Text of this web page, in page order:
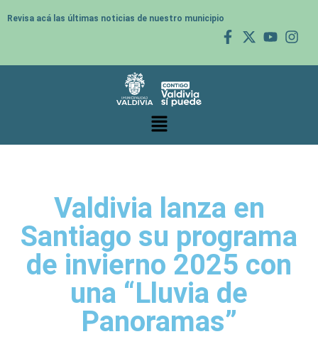
Revisa acá las últimas noticias de nuestro municipio
Valdivia lanza en
Santiago su programa
de invierno 2025 con
una “Lluvia de
Panoramas”